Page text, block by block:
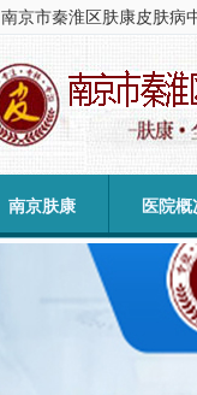
南京市秦淮区肤康皮肤病
南京肤康 医院概